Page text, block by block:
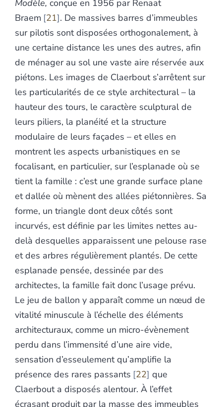
Modèle, conçue en 1956 par Renaat
Braem 21 . De massives barres d’immeubles
sur pilotis sont disposées orthogonalement, à
une certaine distance les unes des autres, afin
de ménager au sol une vaste aire réservée aux
piétons. Les images de Claerbout s’arrêtent sur
les particularités de ce style architectural – la
hauteur des tours, le caractère sculptural de
leurs piliers, la planéité et la structure
modulaire de leurs façades – et elles en
montrent les aspects urbanistiques en se
focalisant, en particulier, sur l’esplanade où se
tient la famille : c’est une grande surface plane
et dallée où mènent des allées piétonnières. Sa
forme, un triangle dont deux côtés sont
incurvés, est définie par les limites nettes au-
delà desquelles apparaissent une pelouse rase
et des arbres régulièrement plantés. De cette
esplanade pensée, dessinée par des
architectes, la famille fait donc l’usage prévu.
Le jeu de ballon y apparaît comme un nœud de
vitalité minuscule à l’échelle des éléments
architecturaux, comme un micro-évènement
perdu dans l’immensité d’une aire vide,
sensation d’esseulement qu’amplifie la
présence des rares passants 22 que
Claerbout a disposés alentour. À l’effet
écrasant produit par la masse des immeubles